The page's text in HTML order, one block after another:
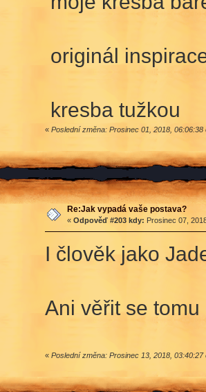
originál
kresba tužkou
« Poslední změna: Prosinec 01, 2018, 06:06:38
Re:Jak vypadá vaše postava?
« Odpověď #203 kdy: Prosinec 07,
I člověk jako
Ani věřit se tomu
« Poslední změna: Prosinec 13, 2018, 03:40:27